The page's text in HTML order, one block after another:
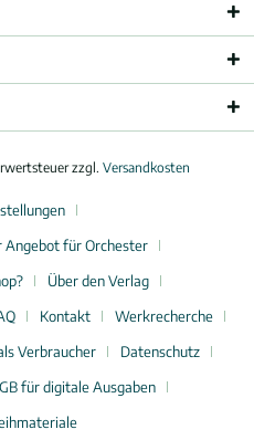
zzgl. Versandkosten
Angebot für Orchester
Über den Verlag
Kontakt
Werkrecherche
Verbraucher
Datenschutz
für digitale Ausgaben